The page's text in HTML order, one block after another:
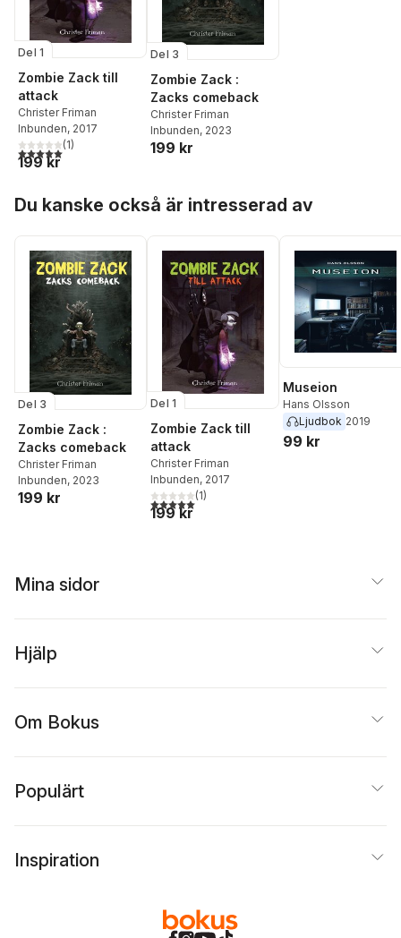
Del 1
Zombie Zack till
attack
Christer Friman
Inbunden, 2017
5,0utav 5 stjärnor. Totalt antal röster:
(1)
199 kr
Del 3
Zombie Zack :
Zacks comeback
Christer Friman
Inbunden, 2023
199 kr
Du kanske också är intresserad av
Del 3
Zombie Zack :
Zacks comeback
Christer Friman
Inbunden, 2023
199 kr
Del 1
Zombie Zack till
attack
Christer Friman
Inbunden, 2017
5,0utav 5 stjärnor. Totalt antal röster:
(1)
199 kr
Museion
Hans Olsson
Ljudbok 2019
99 kr
Mina sidor
Hjälp
Om Bokus
Populärt
Inspiration